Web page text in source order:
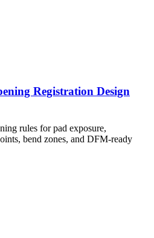
Registration Design
rules for pad exposure,
bend zones, and DFM-ready